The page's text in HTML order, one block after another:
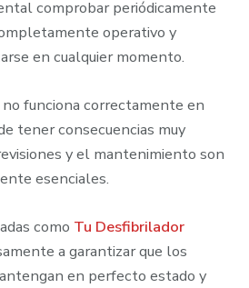
comprobar periódicamente
operativo y
en cualquier momento.
funciona correctamente en
tener consecuencias muy
y el mantenimiento son
esenciales.
como Tu Desfibrilador
a garantizar que los
en perfecto estado y